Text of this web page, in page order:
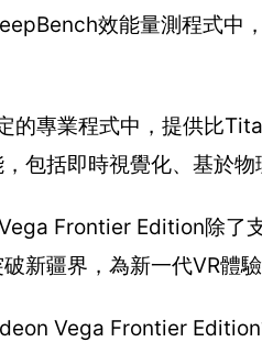
效能量測程式中
的專業程式中，提供比
包括即時視覺化、基於
Frontier Edition除
新疆界，為新一代VR體
Vega Frontier